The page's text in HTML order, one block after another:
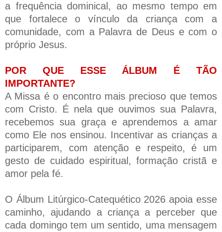
a frequência dominical, ao mesmo tempo em
que fortalece o vínculo da criança com a
comunidade, com a Palavra de Deus e com o
próprio Jesus.
POR QUE ESSE ÁLBUM É TÃO
IMPORTANTE?
A Missa é o encontro mais precioso que temos
com Cristo. É nela que ouvimos sua Palavra,
recebemos sua graça e aprendemos a amar
como Ele nos ensinou. Incentivar as crianças a
participarem, com atenção e respeito, é um
gesto de cuidado espiritual, formação cristã e
amor pela fé.
O Álbum Litúrgico-Catequético 2026 apoia esse
caminho, ajudando a criança a perceber que
cada domingo tem um sentido, uma mensagem